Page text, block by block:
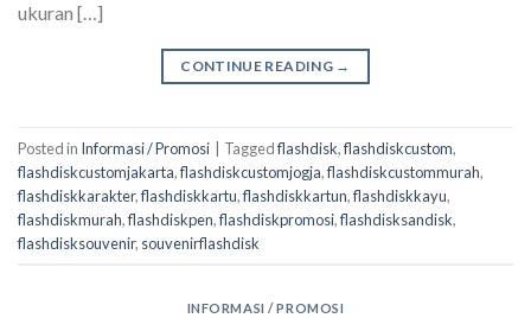
ukuran […]
CONTINUE READING →
Posted in Informasi / Promosi Taggedflashdisk,flashdiskcustom,
flashdiskcustomjakarta,flashdiskcustomjogja,flashdiskcustommurah,
flashdiskkarakter,flashdiskkartu,flashdiskkartun,flashdiskkayu,
flashdiskmurah,flashdiskpen,flashdiskpromosi,flashdisksandisk,
flashdisksouvenir, souvenirflashdisk
INFORMASI / PROMOSI